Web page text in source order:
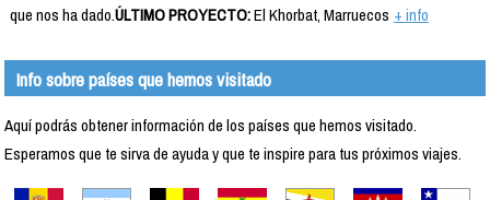
que nos ha dado.ÚLTIMO PROYECTO:El Khorbat, Marruecos + info
Info sobre países que hemos visitado
Aquí podrás obtener información de los países que hemos visitado.
Esperamos que te sirva de ayuda y que te inspire para tus próximos viajes.